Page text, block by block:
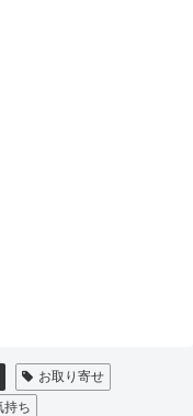
お取り寄せ
持ち